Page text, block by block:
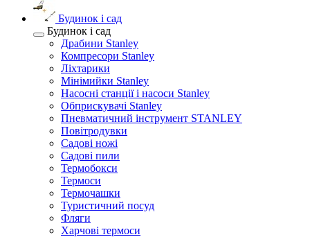
Будинок і сад
Будинок і сад
Драбини Stanley
Компресори Stanley
Ліхтарики
Мінімийки Stanley
Насосні станції і насоси Stanley
Обприскувачі Stanley
Пневматичний інструмент STANLEY
Повітродувки
Садові ножі
Садові пили
Термобокси
Термоси
Термочашки
Туристичний посуд
Фляги
Харчові термоси